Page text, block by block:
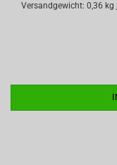
Versandgewicht: 0,36 kg